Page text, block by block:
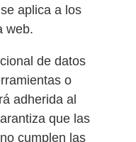
aplica a los
web.
de datos
o
adherida al
que las
cumplen las